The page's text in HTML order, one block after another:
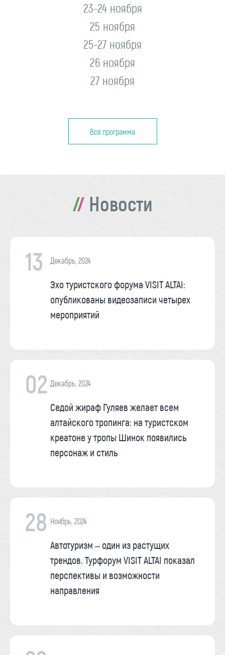
23-24 ноября
25 ноября
25-27 ноября
26 ноября
27 ноября
Вся программа
Новости
13 Декабрь, 2024
Эхо туристского форума VISIT ALTAI:
опубликованы видеозаписи четырех
мероприятий
02 Декабрь, 2024
Седой жираф Гуляев желает всем
алтайского тропинга: на туристском
креатоне у тропы Шинок появились
персонаж и стиль
28 Ноябрь, 2024
Автотуризм – один из растущих
трендов. Турфорум VISIT ALTAI показал
перспективы и возможности
направления